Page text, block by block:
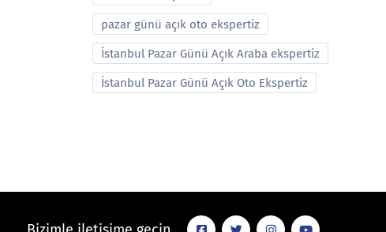
pazar günü açık oto ekspertiz
İstanbul Pazar Günü Açık Araba ekspertiz
İstanbul Pazar Günü Açık Oto Ekspertiz